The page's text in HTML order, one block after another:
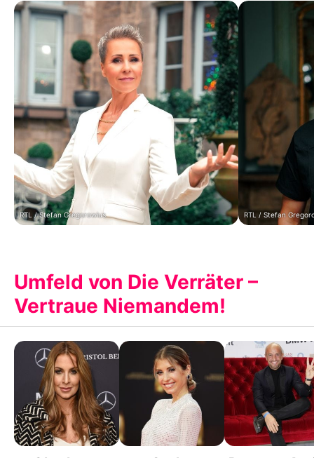
RTL / Stefan Gregorowius RTL / Stefan
Umfeld von Die Verräter –
Vertraue Niemandem!